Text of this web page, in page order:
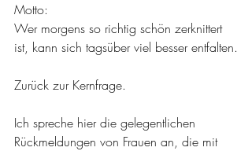
Motto:
Wer morgens so richtig schön zerknittert
ist, kann sich tagsüber viel besser entfalten.
Zurück zur Kernfrage.
Ich spreche hier die gelegentlichen
Rückmeldungen von Frauen an, die mit